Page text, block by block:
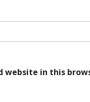
website in this